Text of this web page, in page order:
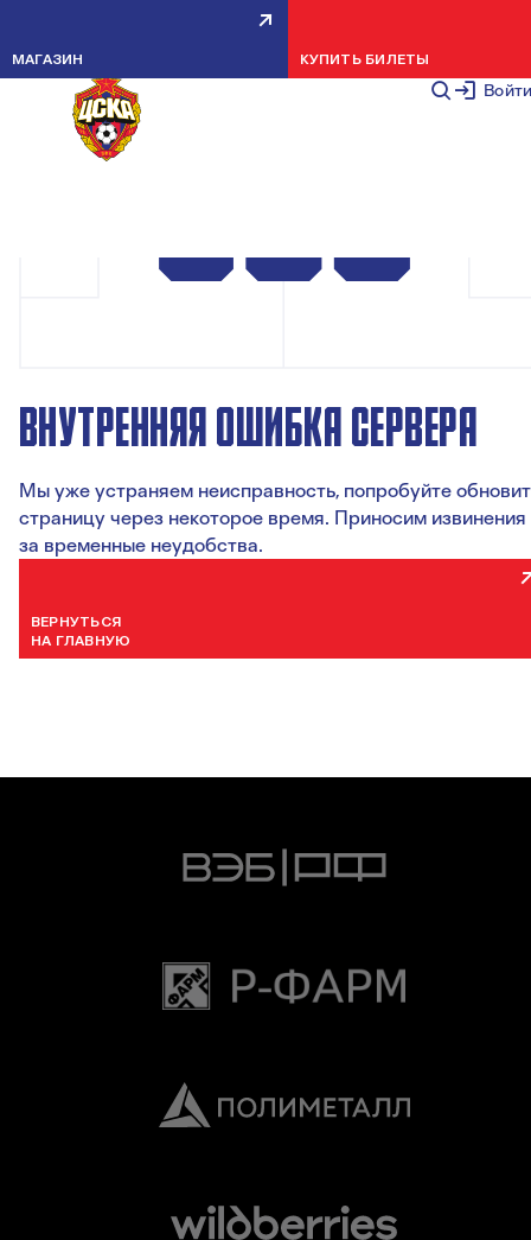
Войти
МАГАЗИН КУПИТЬ БИЛЕТЫ
ВНУТРЕННЯЯ ОШИБКА СЕРВЕРА
Мы уже устраняем неисправность, попробуйте
страницу через некоторое время. Приносим извинения
за временные неудобства.
ВЕРНУТЬСЯ
НА ГЛАВНУЮ